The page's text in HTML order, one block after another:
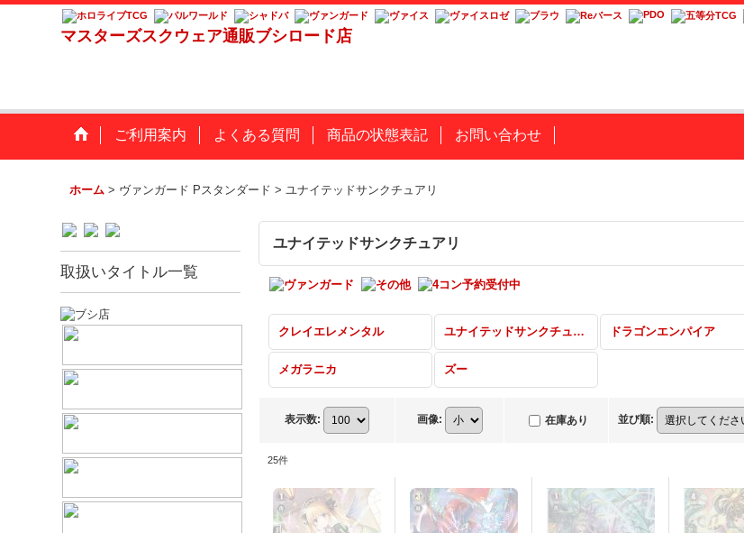
マスターズスクウェア通販ブシロード店
ご利用案内 よくある質問 商品の状態表記 お問い合わせ
ホーム > ヴァンガード Pスタンダード > ユナイテッドサンクチュアリ
取扱いタイトル一覧
ユナイテッドサンクチュアリ
クレイエレメンタル ユナイテッドサンクチュアリ ドラゴンエンパイア
メガラニカ ズー
表示数: 画像: 在庫あり 並び順:
25件